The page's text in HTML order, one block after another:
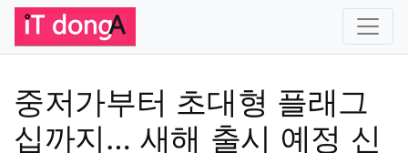
중저가부터 초대형 플래그
십까지… 새해 출시 예정 신